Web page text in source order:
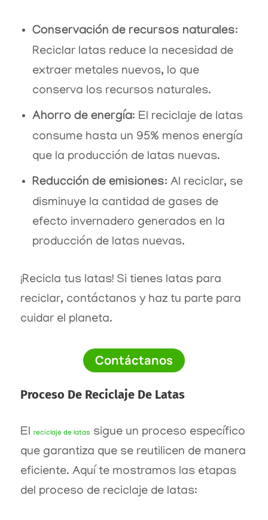
Conservación de recursos naturales:
Reciclar latas reduce la necesidad de
extraer metales nuevos, lo que
conserva los recursos naturales.
Ahorro de energía: El reciclaje de latas
consume hasta un 95% menos energía
que la producción de latas nuevas.
Reducción de emisiones: Al reciclar, se
disminuye la cantidad de gases de
efecto invernadero generados en la
producción de latas nuevas.
¡Recicla tus latas! Si tienes latas para
reciclar, contáctanos y haz tu parte para
cuidar el planeta.
Contáctanos
Proceso De Reciclaje De Latas
El reciclaje de latas sigue un proceso específico
que garantiza que se reutilicen de manera
eficiente. Aquí te mostramos las etapas
del proceso de reciclaje de latas: